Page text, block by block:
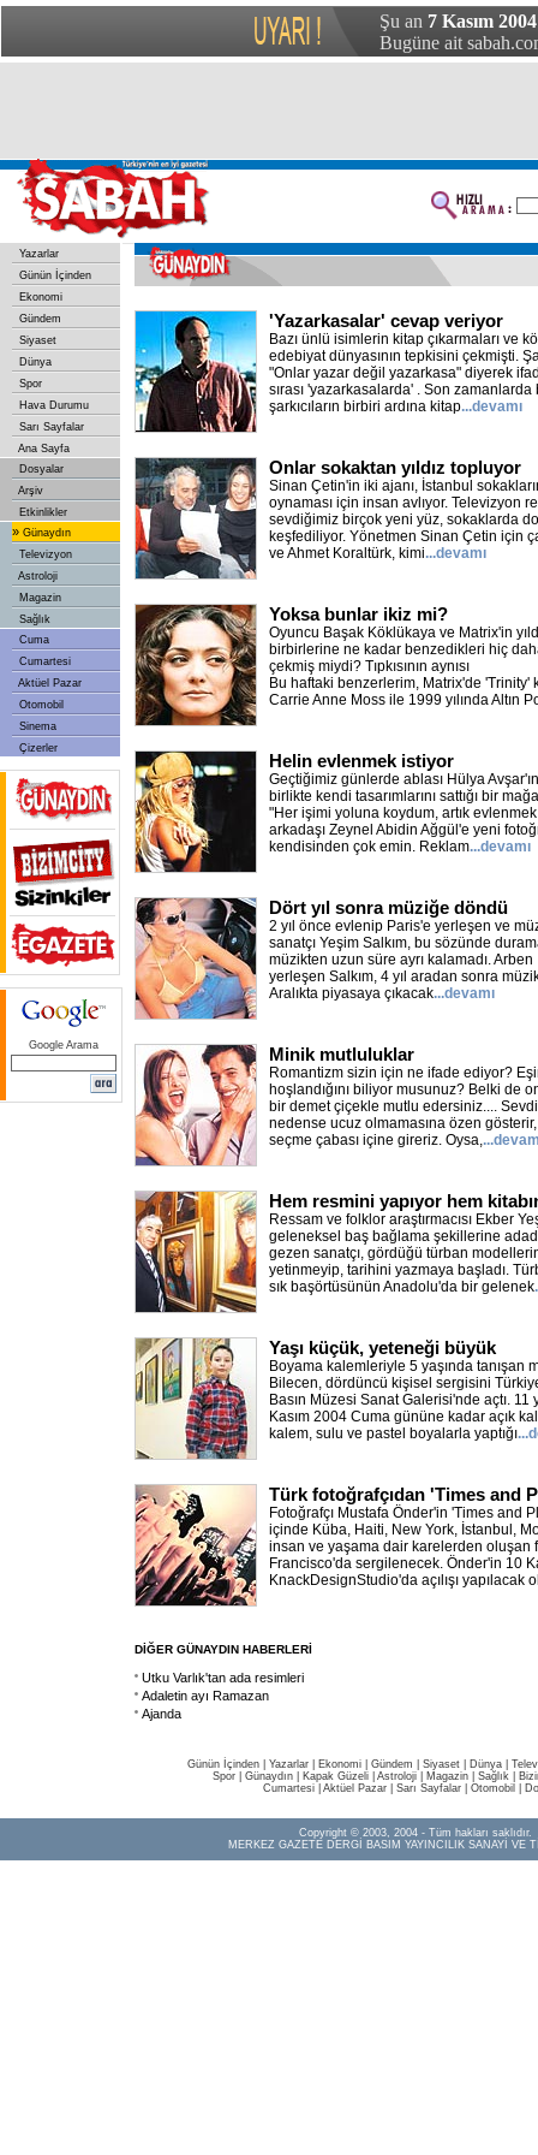
Şu an 7 Kasım
Bugüne ait
Yazarlar
Günün İçinden
Ekonomi
Gündem
Siyaset
Dünya
Spor
Hava Durumu
Sarı Sayfalar
Ana Sayfa
Dosyalar
Arşiv
Etkinlikler
» Günaydın
Televizyon
Astroloji
Magazin
Sağlık
Cuma
Cumartesi
Aktüel Pazar
Otomobil
Sinema
Çizerler
Google Arama
'Yazarkasalar' cevap veriyor
Bazı ünlü isimlerin kitap çıkarmaları ve
edebiyat dünyasının tepkisini çekmişti.
"Onlar yazar değil yazarkasa" diyerek
sırası 'yazarkasalarda' . Son zamanlarda
şarkıcıların birbiri ardına kitap...devamı
Onlar sokaktan yıldız topluyor
Sinan Çetin'in iki ajanı, İstanbul
oynaması için insan avlıyor. Televizyon
sevdiğimiz birçok yeni yüz, sokaklarda
keşfediliyor. Yönetmen Sinan Çetin için
ve Ahmet Koraltürk, kimi...devamı
Yoksa bunlar ikiz mi?
Oyuncu Başak Köklükaya ve Matrix'in
birbirlerine ne kadar benzedikleri hiç
çekmiş miydi? Tıpkısının aynısı
Bu haftaki benzerlerim, Matrix'de 'Trinity'
Carrie Anne Moss ile 1999 yılında Altın
Helin evlenmek istiyor
Geçtiğimiz günlerde ablası Hülya
birlikte kendi tasarımlarını sattığı bir
"Her işimi yoluna koydum, artık
arkadaşı Zeynel Abidin Ağgül'e yeni
kendisinden çok emin. Reklam...devamı
Dört yıl sonra müziğe döndü
2 yıl önce evlenip Paris'e yerleşen ve
sanatçı Yeşim Salkım, bu sözünde
müzikten uzun süre ayrı kalamadı.
yerleşen Salkım, 4 yıl aradan sonra
Aralıkta piyasaya çıkacak...devamı
Minik mutluluklar
Romantizm sizin için ne ifade ediyor?
hoşlandığını biliyor musunuz? Belki de
bir demet çiçekle mutlu edersiniz....
nedense ucuz olmamasına özen
seçme çabası içine gireriz. Oysa,
Hem resmini yapıyor hem
Ressam ve folklor araştırmacısı Ekber
geleneksel baş bağlama şekillerine
gezen sanatçı, gördüğü türban
yetinmeyip, tarihini yazmaya başladı.
sık başörtüsünün Anadolu'da bir gelenek
Yaşı küçük, yeteneği büyük
Boyama kalemleriyle 5 yaşında tanışan
Bilecen, dördüncü kişisel sergisini
Basın Müzesi Sanat Galerisi'nde açtı. 11
Kasım 2004 Cuma gününe kadar açık
kalem, sulu ve pastel boyalarla yaptığı
Türk fotoğrafçıdan 'Times and
Fotoğrafçı Mustafa Önder'in 'Times and
içinde Küba, Haiti, New York, İstanbul,
insan ve yaşama dair karelerden oluşan
Francisco'da sergilenecek. Önder'in 10
KnackDesignStudio'da açılışı yapılacak
DİĞER GÜNAYDIN HABERLERİ
Utku Varlık'tan ada resimleri
Adaletin ayı Ramazan
Ajanda
Günün İçinden Yazarlar Ekonomi Gündem Siyaset Dünya |
Spor
Günaydın Kapak Güzeli Astroloji Magazin Sağlık
Cumartesi| Aktüel Pazar| Sarı Sayfalar| Otomobil
Copyright © 2003, 2004 - Tüm hakları saklıdır.
MERKEZ GAZETE DERGİ BASIM YAYINCILIK SANAYİ VE